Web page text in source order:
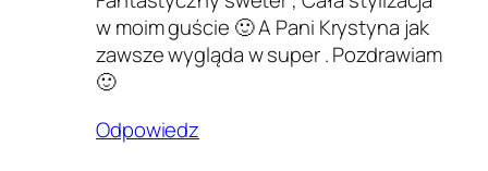
w moim guście 🙂 A Pani Krystyna jak
zawsze wygląda w super . Pozdrawiam
🙂
Odpowiedz